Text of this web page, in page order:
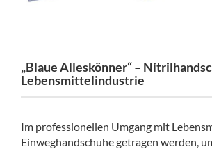
„Blaue Alleskönner“ –
Lebensmittelindustrie
Im professionellen Umgang mit
Einweghandschuhe getragen werden,